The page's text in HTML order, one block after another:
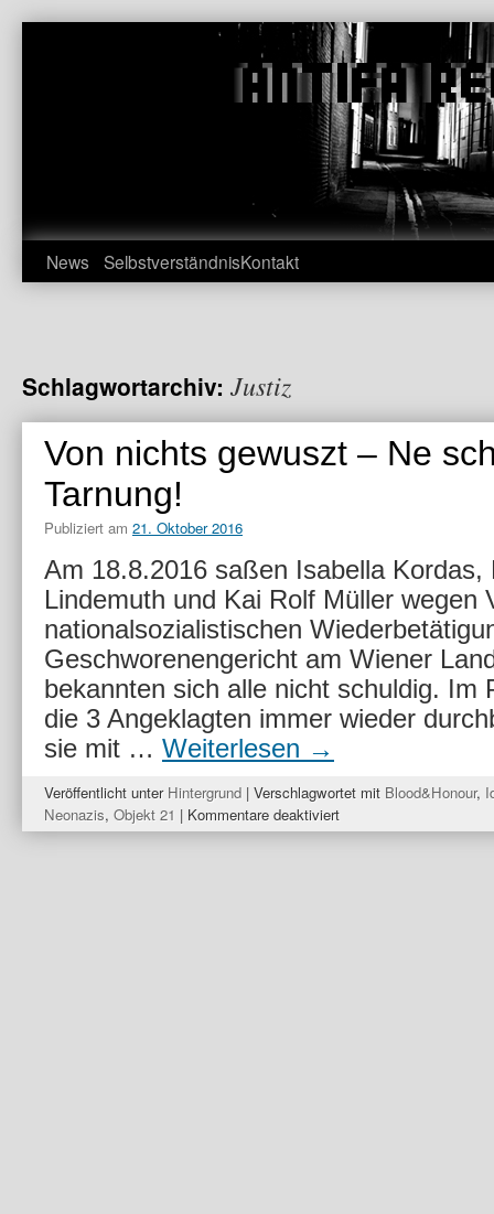
News SelbstverständnisKontakt
Schlagwortarchiv: Justiz
Von nichts gewuszt – Ne
Tarnung!
Publiziert am 21. Oktober 2016
Am 18.8.2016 saßen Isabella Kordas,
Lindemuth und Kai Rolf Müller wegen
nationalsozialistischen
Geschworenengericht am Wiener
bekannten sich alle nicht schuldig. Im
die 3 Angeklagten immer wieder
sie mit … Weiterlesen →
Veröffentlicht unter Hintergrund | Verschlagwortet mit Blood&Honour,
Neonazis, Objekt 21 | Kommentare deaktiviertfür
Von